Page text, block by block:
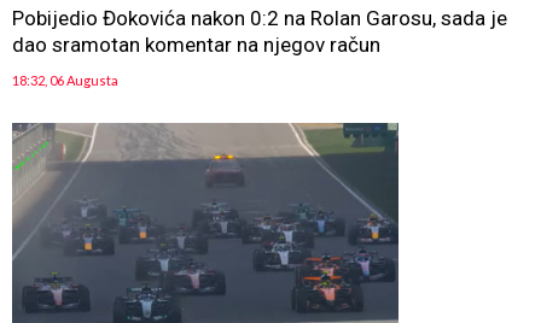
Pobijedio Đokovića nakon 0:2 na Rolan Garosu, sada je
dao sramotan komentar na njegov račun
18:32, 06 Augusta